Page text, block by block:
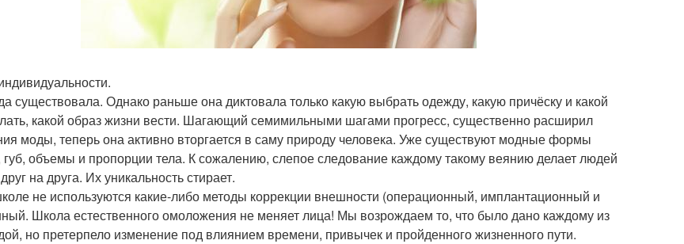
существовала. Однако раньше она диктовала только какую выбрать одежду, какую причёску и какой
какой образ жизни вести. Шагающий семимильными шагами прогресс, существенно расширил
моды, теперь она активно вторгается в саму природу человека. Уже существуют модные формы
губ, объемы и пропорции тела. К сожалению, слепое следование каждому такому веянию делает людей
на друга. Их уникальность стирает.
не используются какие-либо методы коррекции внешности (операционный, имплантационный и
Школа естественного омоложения не меняет лица! Мы возрождаем то, что было дано каждому из
но претерпело изменение под влиянием времени, привычек и пройденного жизненного пути.